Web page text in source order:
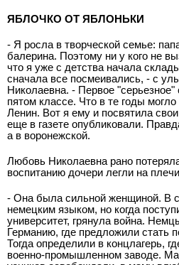
ЯБЛОЧКО ОТ ЯБЛОНЬКИ
- Я росла в творческой семье:
балерина. Поэтому ни у кого не
что я уже с детства начала
сначала все посмеивались, - с
Николаевна. - Первое "серьезное"
пятом классе. Что в те годы
Ленин. Вот я ему и посвятила
еще в газете опубликовали.
а в воронежской.
Любовь Николаевна рано
воспитанию дочери легли на
- Она была сильной женщиной. В
немецким языком, но когда
университет, грянула война.
Германию, где предложили стать
Тогда определили в концлагерь,
военно-промышленном заводе.